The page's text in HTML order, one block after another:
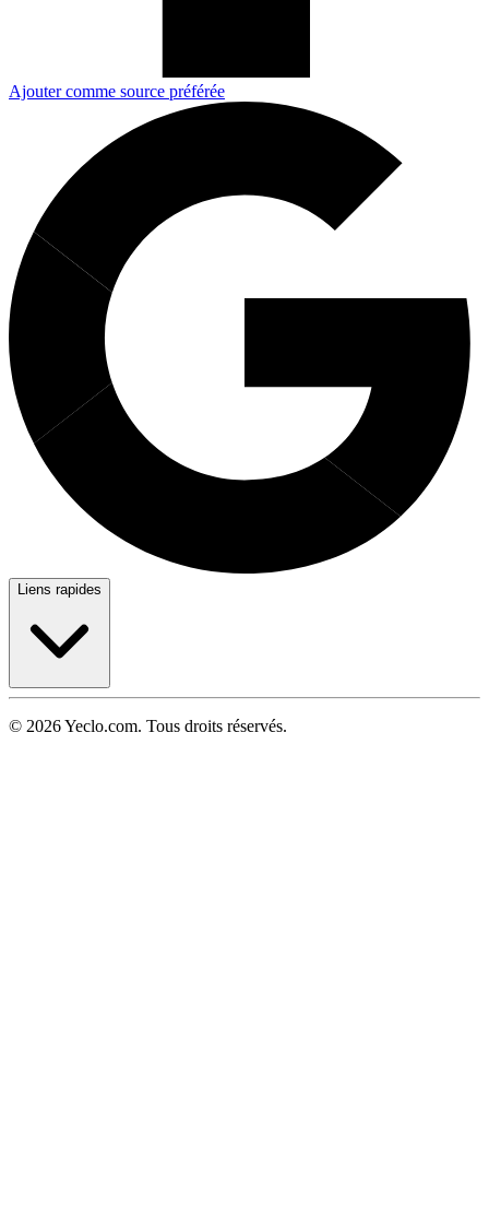
Ajouter comme source préférée
Liens rapides
© 2026 Yeclo.com. Tous droits réservés.